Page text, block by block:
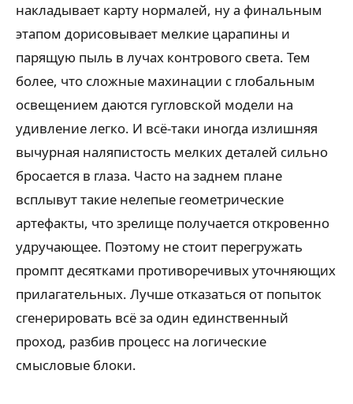
накладывает карту нормалей, ну а финальным
этапом дорисовывает мелкие царапины и
парящую пыль в лучах контрового света. Тем
более, что сложные махинации с глобальным
освещением даются гугловской модели на
удивление легко. И всё-таки иногда излишняя
вычурная наляпистость мелких деталей сильно
бросается в глаза. Часто на заднем плане
всплывут такие нелепые геометрические
артефакты, что зрелище получается откровенно
удручающее. Поэтому не стоит перегружать
промпт десятками противоречивых уточняющих
прилагательных. Лучше отказаться от попыток
сгенерировать всё за один единственный
проход, разбив процесс на логические
смысловые блоки.